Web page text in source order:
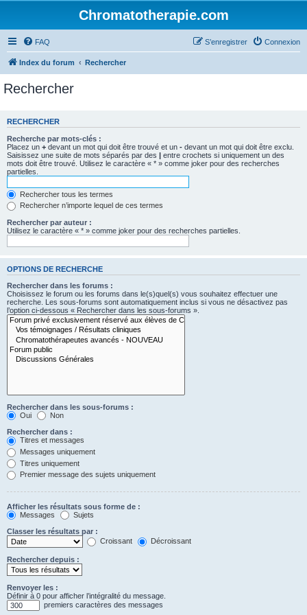
Chromatotherapie.com
FAQ Connexion
S’enregistrer
Index du forum Rechercher
Rechercher
RECHERCHER
Recherche par mots-clés :
Placez un + devant un mot qui doit être trouvé et un - devant un mot qui doit être exclu.
Saisissez une suite de mots séparés par des | entre crochets si uniquement un des
mots doit être trouvé. Utilisez le caractère « * » comme joker pour des recherches
partielles.
Rechercher tous les termes
Rechercher n’importe lequel de ces termes
Rechercher par auteur :
Utilisez le caractère « * » comme joker pour des recherches partielles.
OPTIONS DE RECHERCHE
Rechercher dans les forums :
Choisissez le forum ou les forums dans le(s)quel(s) vous souhaitez effectuer une
recherche. Les sous-forums sont automatiquement inclus si vous ne désactivez pas
l’option ci-dessous « Rechercher dans les sous-forums ».
Rechercher dans les sous-forums :
Oui
Non
Rechercher dans :
Titres et messages
Messages uniquement
Titres uniquement
Premier message des sujets uniquement
Afficher les résultats sous forme de :
Messages
Sujets
Classer les résultats par :
Croissant
Décroissant
Rechercher depuis :
Renvoyer les :
Définir à 0 pour afficher l’intégralité du message.
premiers caractères des messages